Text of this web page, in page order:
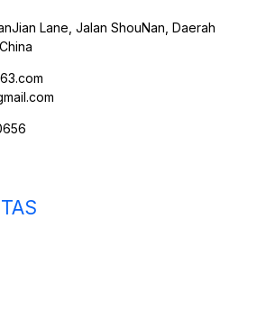
Lane, Jalan ShouNan, Daerah